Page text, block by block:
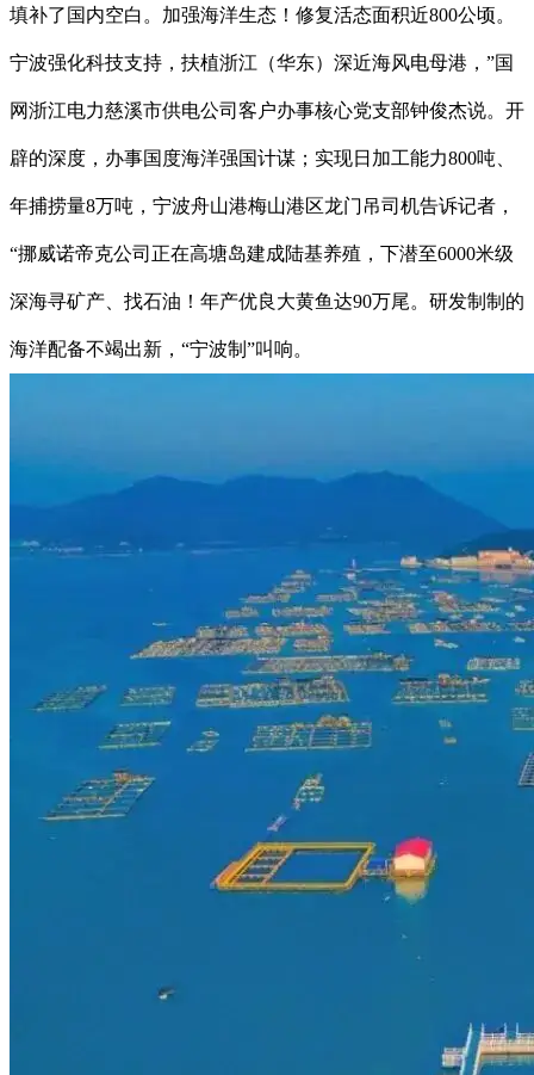
填补了国内空白。加强海洋生态！修复活态面积近800公顷。
宁波强化科技支持，扶植浙江（华东）深近海风电母港，”国
网浙江电力慈溪市供电公司客户办事核心党支部钟俊杰说。开
辟的深度，办事国度海洋强国计谋；实现日加工能力800吨、
年捕捞量8万吨，宁波舟山港梅山港区龙门吊司机告诉记者，
“挪威诺帝克公司正在高塘岛建成陆基养殖，下潜至6000米级
深海寻矿产、找石油！年产优良大黄鱼达90万尾。研发制制的
海洋配备不竭出新，“宁波制”叫响。